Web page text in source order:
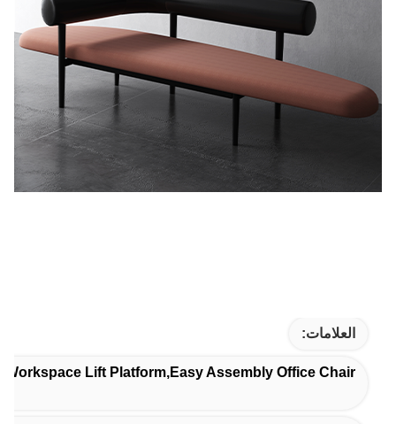
العلامات:
Lift Platform,Easy Assembly Office Chair